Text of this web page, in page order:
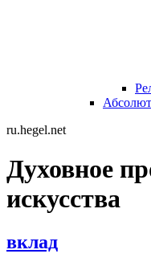
ru.hegel.net
Духовное
искусства
вклад